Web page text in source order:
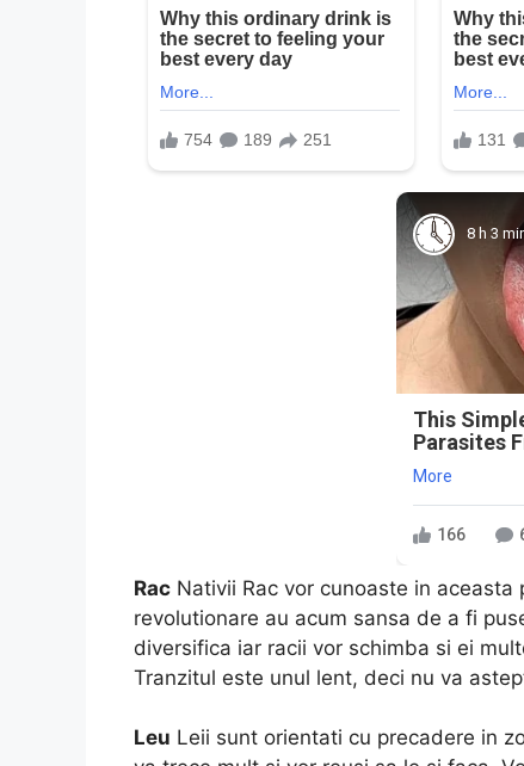
8 h 3
This
Parasites
More
166
Rac Nativii Rac vor cunoaste in
revolutionare au acum sansa de a fi
diversifica iar racii vor schimba si ei
Tranzitul este unul lent, deci nu va
Leu Leii sunt orientati cu precadere in